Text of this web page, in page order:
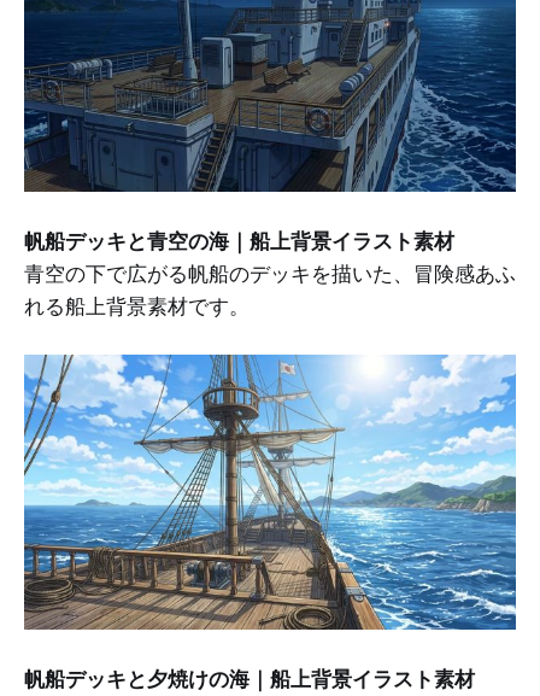
帆船デッキと青空の海｜船上背景イラスト素材
青空の下で広がる帆船のデッキを描いた、冒険感あふ
れる船上背景素材です。
帆船デッキと夕焼けの海｜船上背景イラスト素材